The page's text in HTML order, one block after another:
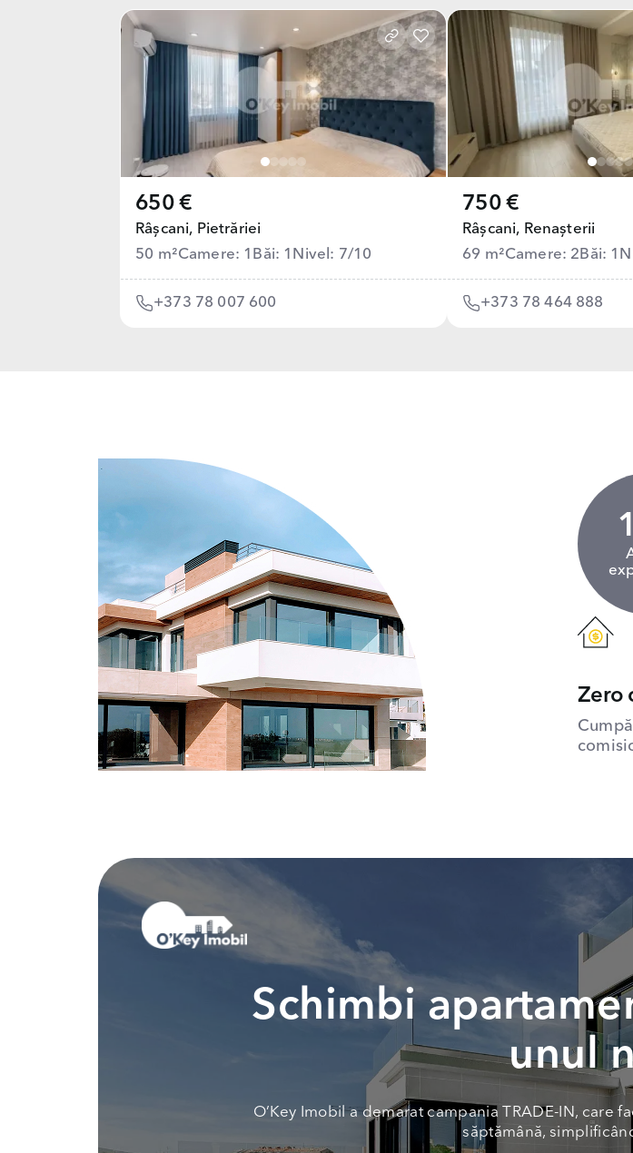
650 €
Râșcani, Pietrăriei
50 m²Camere: 1 Băi: 1 Nivel: 7/10
+373 78 007 600
750 €
Râșcani, Renașterii
69 m²Camere: 2 Băi: 1
+373 78 464 888
Zero
Schimbi
unul
O’Key Imobil a demarat campania TRADE-IN, care
săptămână,